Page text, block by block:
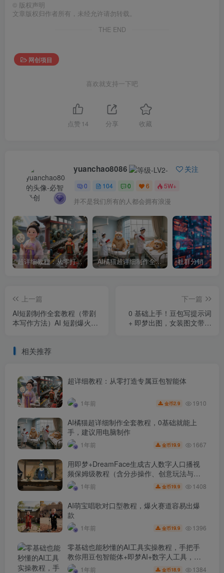
© 版权声明
文章版权归作者所有，未经允许请勿转载。
THE END
网创项目
喜欢就支持一下吧
点赞 14 分享 收藏
yuanchao8086 关注
0 104 0 6 5W+
并不是我们所有的人都会拥有浪漫
超详细教程：从零打造专属豆包智能体 AI橘猫超详细制作全套教程，0基础就能上手，建议用电脑制作 社群分销
上一篇
AI短剧制作全套教程（带剧
本写作方法）AI 短剧爆火！
制作全套教程（带剧本写作
下一篇
0 基础上手！豆包写提示词
+ 即梦出图，女装图文带货
相关推荐
超详细教程：从零打造专属豆包智能体
1年前 金币2.9 1910
AI橘猫超详细制作全套教程，0基础就能上
手，建议用电脑制作
1年前 金币19.9 1667
用即梦+DreamFace生成古人数字人口播视
频保姆级教程（含分步操作、创意玩法与避
坑指南）
1年前 金币19.9 1408
AI萌宝唱歌对口型教程，爆火赛道容易出爆
款
1年前 金币19.9 1396
零基础也能秒懂的AI工具实操教程，手把手
教你用豆包智能体+即梦AI+数字人工具，制
作超自然的“母子对话”视频！
1年前 金币18.9 1384